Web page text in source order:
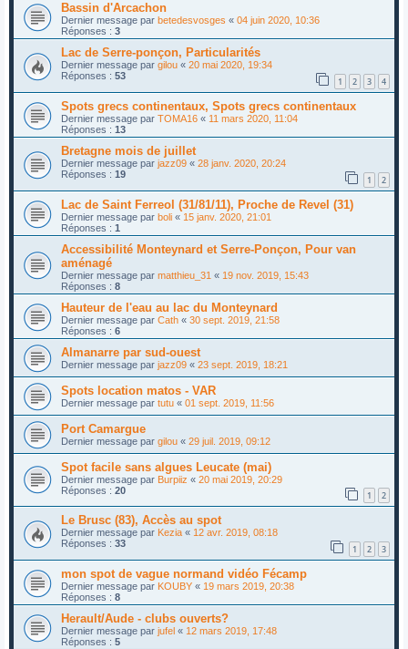
Bassin d'Arcachon
Dernier message par betedesvosges « 04 juin 2020, 10:36
Réponses : 3
Lac de Serre-ponçon, Particularités
Dernier message par gilou « 20 mai 2020, 19:34
Réponses : 53 1 2 3 4
Spots grecs continentaux, Spots grecs continentaux
Dernier message par TOMA16 « 11 mars 2020, 11:04
Réponses : 13
Bretagne mois de juillet
Dernier message par jazz09 « 28 janv. 2020, 20:24
Réponses : 19 1 2
Lac de Saint Ferreol (31/81/11), Proche de Revel (31)
Dernier message par boli « 15 janv. 2020, 21:01
Réponses : 1
Accessibilité Monteynard et Serre-Ponçon, Pour van
aménagé
Dernier message par matthieu_31 « 19 nov. 2019, 15:43
Réponses : 8
Hauteur de l'eau au lac du Monteynard
Dernier message par Cath « 30 sept. 2019, 21:58
Réponses : 6
Almanarre par sud-ouest
Dernier message par jazz09 « 23 sept. 2019, 18:21
Spots location matos - VAR
Dernier message par tutu « 01 sept. 2019, 11:56
Port Camargue
Dernier message par gilou « 29 juil. 2019, 09:12
Spot facile sans algues Leucate (mai)
Dernier message par Burpiiz « 20 mai 2019, 20:29
Réponses : 20 1 2
Le Brusc (83), Accès au spot
Dernier message par Kezia « 12 avr. 2019, 08:18
Réponses : 33 1 2 3
mon spot de vague normand vidéo Fécamp
Dernier message par KOUBY « 19 mars 2019, 20:38
Réponses : 8
Herault/Aude - clubs ouverts?
Dernier message par jufel « 12 mars 2019, 17:48
Réponses : 5